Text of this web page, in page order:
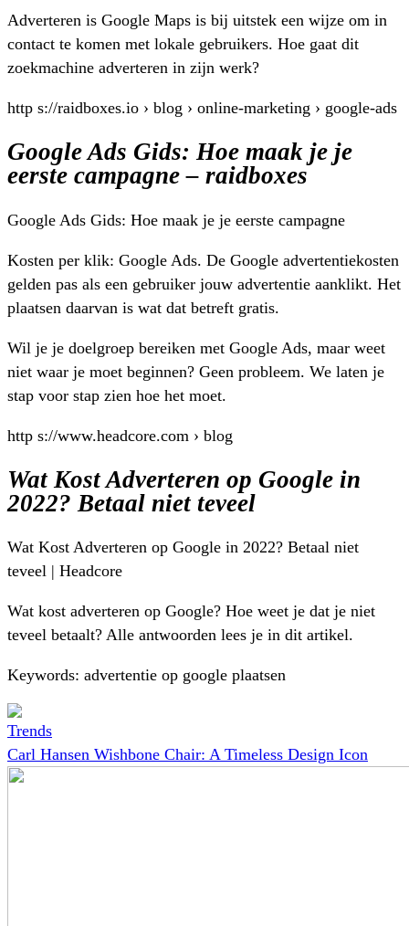
Adverteren is Google Maps is bij uitstek een wijze om in
contact te komen met lokale gebruikers. Hoe gaat dit
zoekmachine adverteren in zijn werk?
http s://raidboxes.io › blog › online-marketing › google-ads
Google Ads Gids: Hoe maak je je
eerste campagne – raidboxes
Google Ads Gids: Hoe maak je je eerste campagne
Kosten per klik: Google Ads. De Google advertentiekosten
gelden pas als een gebruiker jouw advertentie aanklikt. Het
plaatsen daarvan is wat dat betreft gratis.
Wil je je doelgroep bereiken met Google Ads, maar weet
niet waar je moet beginnen? Geen probleem. We laten je
stap voor stap zien hoe het moet.
http s://www.headcore.com › blog
Wat Kost Adverteren op Google in
2022? Betaal niet teveel
Wat Kost Adverteren op Google in 2022? Betaal niet
teveel | Headcore
Wat kost adverteren op Google? Hoe weet je dat je niet
teveel betaalt? Alle antwoorden lees je in dit artikel.
Keywords: advertentie op google plaatsen
Trends
Carl Hansen Wishbone Chair: A Timeless Design Icon